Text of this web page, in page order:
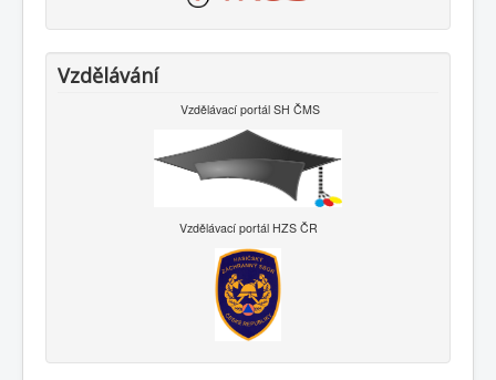
Vzdělávání
Vzdělávací portál SH ČMS
Vzdělávací portál HZS ČR